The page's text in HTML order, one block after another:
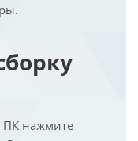
ПК нажмите